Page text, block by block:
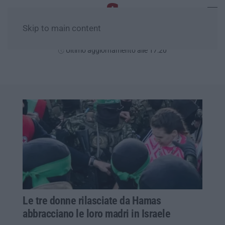
Skip to main content
Ultimo aggiornamento alle 17:20
Le tre donne rilasciate da Hamas
abbracciano le loro madri in Israele